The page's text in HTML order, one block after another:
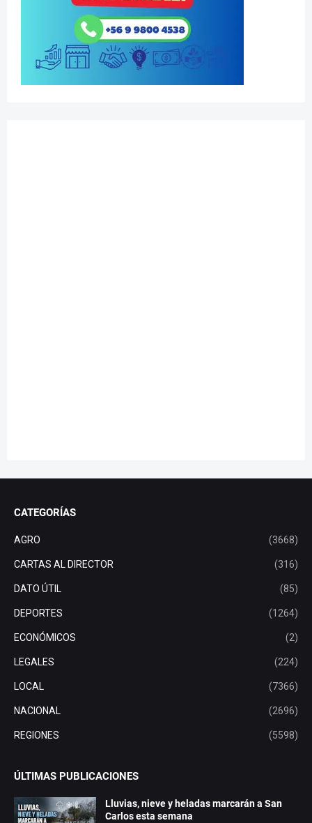
CATEGORÍAS
AGRO (3668)
CARTAS AL DIRECTOR (316)
DATO ÚTIL (85)
DEPORTES (1264)
ECONÓMICOS (2)
LEGALES (224)
LOCAL (7366)
NACIONAL (2696)
REGIONES (5598)
ÚLTIMAS PUBLICACIONES
Lluvias, nieve y heladas marcarán a San
Carlos esta semana